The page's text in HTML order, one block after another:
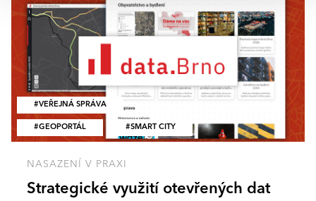
GEOPORTÁL SMART CITY
VEŘEJNÁ SPRÁVA
NASAZENÍ V PRAXI
Strategické využití otevřených dat